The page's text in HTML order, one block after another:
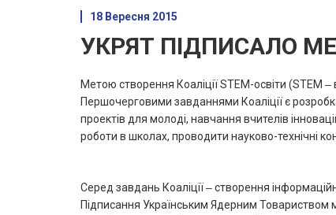
18 Вересня 2015
УКРЯТ ПІДПИСАЛО
Метою створення Коаліції STEM-освіти (STEM ‒
Першочерговими завданнями Коаліції є
проектів для молоді, навчання вчителів
роботи в школах, проводити науково-технічні
Серед завдань Коаліції ‒ створення
Підписання Українським Ядерним Товариством